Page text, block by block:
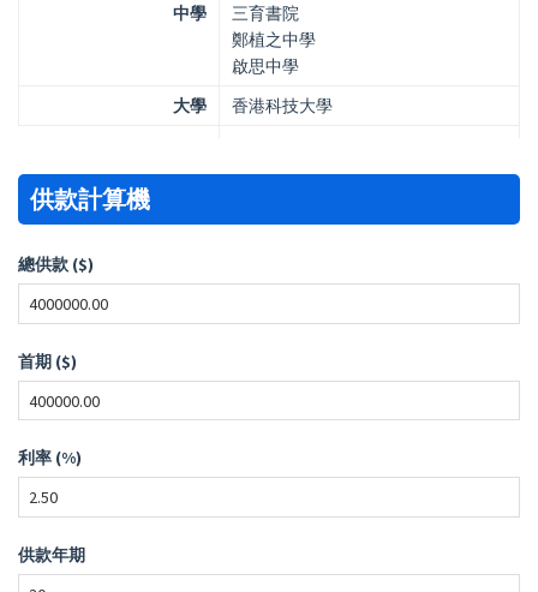
中學
三育書院
鄭植之中學
啟思中學
大學
香港科技大學
供款計算機
總供款 ($)
首期 ($)
利率 (%)
供款年期